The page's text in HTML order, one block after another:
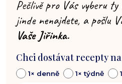
Pečlivě pro Vás vyberu
jinde nenajdete, a pošlu
Vaše Jiřinka.
Chci dostávat recepty
1× denně 1× týdně